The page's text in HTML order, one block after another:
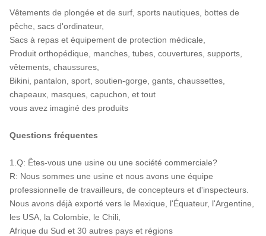
Vêtements de plongée et de surf, sports nautiques, bottes de
pêche, sacs d'ordinateur,
Sacs à repas et équipement de protection médicale,
Produit orthopédique, manches, tubes, couvertures, supports,
vêtements, chaussures,
Bikini, pantalon, sport, soutien-gorge, gants, chaussettes,
chapeaux, masques, capuchon, et tout
vous avez imaginé des produits
Questions fréquentes
1.Q: Êtes-vous une usine ou une société commerciale?
R: Nous sommes une usine et nous avons une équipe
professionnelle de travailleurs, de concepteurs et d'inspecteurs.
Nous avons déjà exporté vers le Mexique, l'Équateur, l'Argentine,
les USA, la Colombie, le Chili,
Afrique du Sud et 30 autres pays et régions